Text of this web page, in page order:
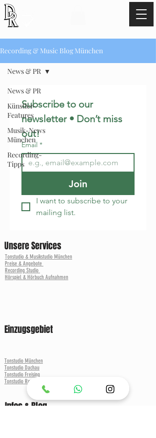
Recording & Music Blog München
News & PR
Künstler-
Features
Musik-News
München
Recording-
Tipps
News & PR
Subscribe to our
newsletter • Don’t miss
out!
Email *
Join
I want to subscribe to your
mailing list.
Unsere Services
Tonstudio & Musikstudio München
Preise & Angebote
Recording Studio
Hörspiel & Hörbuch Aufnahmen
Einzugsgebiet
Tonstudio München
Tonstudio Dachau
Tonstudio Freising
Tonstudio Rosenheim
Infos & Blog